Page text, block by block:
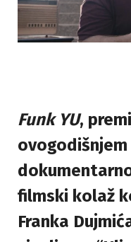
Funk YU,
ovogodišnjem
filmski kolaž
Franka